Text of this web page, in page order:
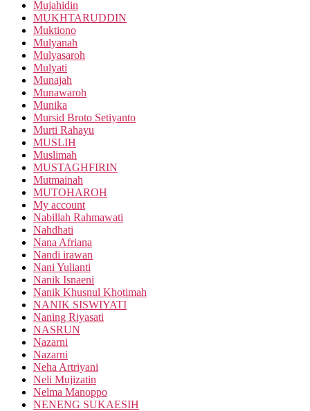
Mujahidin
MUKHTARUDDIN
Muktiono
Mulyanah
Mulyasaroh
Mulyati
Munajah
Munawaroh
Munika
Mursid Broto Setiyanto
Murti Rahayu
MUSLIH
Muslimah
MUSTAGHFIRIN
Mutmainah
MUTOHAROH
My account
Nabillah Rahmawati
Nahdhati
Nana Afriana
Nandi irawan
Nani Yulianti
Nanik Isnaeni
Nanik Khusnul Khotimah
NANIK SISWIYATI
Naning Riyasati
NASRUN
Nazarni
Nazarni
Neha Artriyani
Neli Mujizatin
Nelma Manoppo
NENENG SUKAESIH